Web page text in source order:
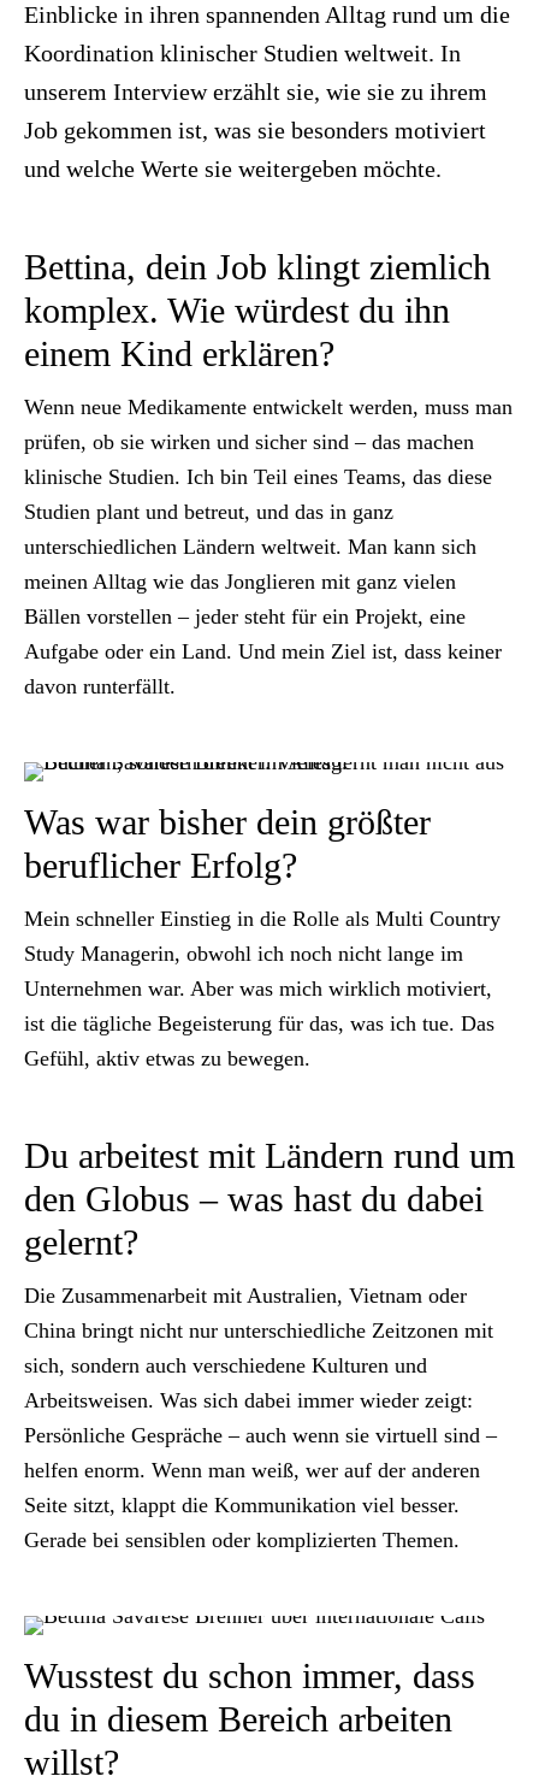
Einblicke in ihren spannenden Alltag rund um die
Koordination klinischer Studien weltweit. In
unserem Interview erzählt sie, wie sie zu ihrem
Job gekommen ist, was sie besonders motiviert
und welche Werte sie weitergeben möchte.
Bettina, dein Job klingt ziemlich
komplex. Wie würdest du ihn
einem Kind erklären?
Wenn neue Medikamente entwickelt werden, muss man
prüfen, ob sie wirken und sicher sind – das machen
klinische Studien. Ich bin Teil eines Teams, das diese
Studien plant und betreut, und das in ganz
unterschiedlichen Ländern weltweit. Man kann sich
meinen Alltag wie das Jonglieren mit ganz vielen
Bällen vorstellen – jeder steht für ein Projekt, eine
Aufgabe oder ein Land. Und mein Ziel ist, dass keiner
davon runterfällt.
Was war bisher dein größter
beruflicher Erfolg?
Mein schneller Einstieg in die Rolle als Multi Country
Study Managerin, obwohl ich noch nicht lange im
Unternehmen war. Aber was mich wirklich motiviert,
ist die tägliche Begeisterung für das, was ich tue. Das
Gefühl, aktiv etwas zu bewegen.
Du arbeitest mit Ländern rund um
den Globus – was hast du dabei
gelernt?
Die Zusammenarbeit mit Australien, Vietnam oder
China bringt nicht nur unterschiedliche Zeitzonen mit
sich, sondern auch verschiedene Kulturen und
Arbeitsweisen. Was sich dabei immer wieder zeigt:
Persönliche Gespräche – auch wenn sie virtuell sind –
helfen enorm. Wenn man weiß, wer auf der anderen
Seite sitzt, klappt die Kommunikation viel besser.
Gerade bei sensiblen oder komplizierten Themen.
Wusstest du schon immer, dass
du in diesem Bereich arbeiten
willst?